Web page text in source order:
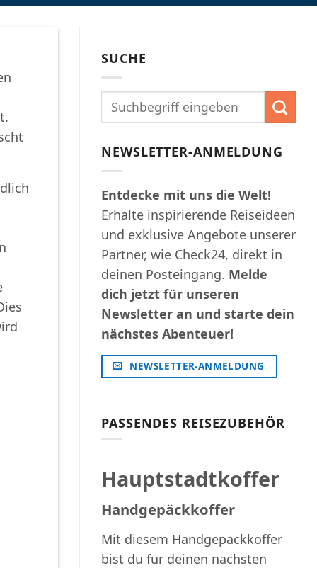
SUCHE
NEWSLETTER-ANMELDUNG
Entdecke mit uns die Welt!
Erhalte inspirierende Reiseideen
und exklusive Angebote unserer
Partner, wie Check24, direkt in
deinen Posteingang. Melde
dich jetzt für unseren
Newsletter an und starte dein
nächstes Abenteuer!
NEWSLETTER-ANMELDUNG
PASSENDES REISEZUBEHÖR
Hauptstadtkoffer
Handgepäckkoffer
Mit diesem Handgepäckkoffer
bist du für deinen nächsten